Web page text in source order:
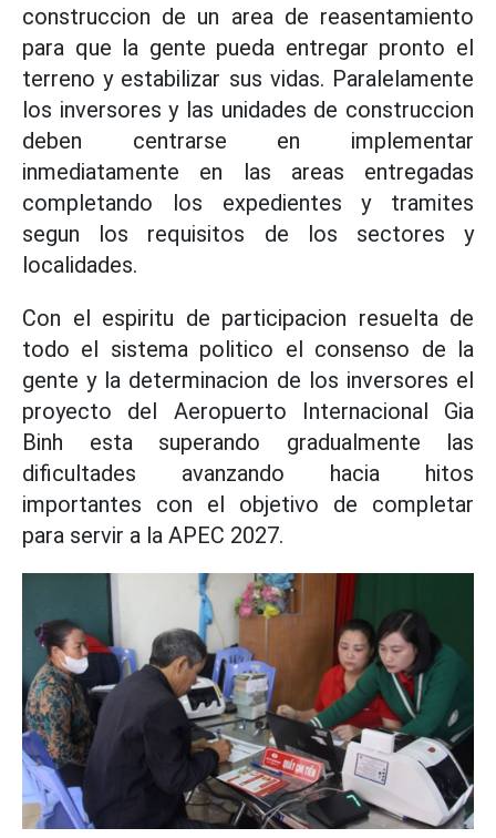
construccion de un area de reasentamiento
para que la gente pueda entregar pronto el
terreno y estabilizar sus vidas. Paralelamente
los inversores y las unidades de construccion
deben centrarse en implementar
inmediatamente en las areas entregadas
completando los expedientes y tramites
segun los requisitos de los sectores y
localidades.
Con el espiritu de participacion resuelta de
todo el sistema politico el consenso de la
gente y la determinacion de los inversores el
proyecto del Aeropuerto Internacional Gia
Binh esta superando gradualmente las
dificultades avanzando hacia hitos
importantes con el objetivo de completar
para servir a la APEC 2027.